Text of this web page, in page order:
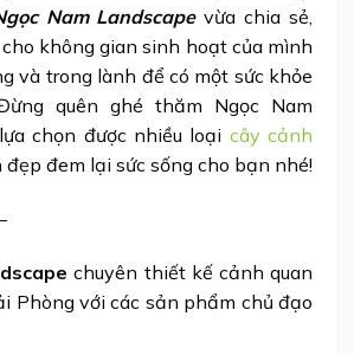
Nam Landscapevừa chia sẻ,
không gian sinh hoạt của mình
và trong lành để có một sức khỏe
quên ghé thăm Ngọc Nam
chọn được nhiều loại cây cảnh
đẹp đem lại sức sống cho bạn nhé!
chuyên thiết kế cảnh quan
Phòng với các sản phẩm chủ đạo